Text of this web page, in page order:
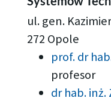
ul. gen.
272 Opole
prof. dr
profesor
dr hab.